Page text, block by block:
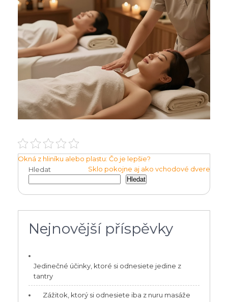
Navigace
pro
příspěvek
Okná z hliníku alebo plastu: Čo je lepšie?
Sklo pokojne aj ako vchodové dvere
Hledat
Hledat
Nejnovější příspěvky
Jedinečné účinky, ktoré si odnesiete jedine z
tantry
Zážitok, ktorý si odnesiete iba z nuru masáže